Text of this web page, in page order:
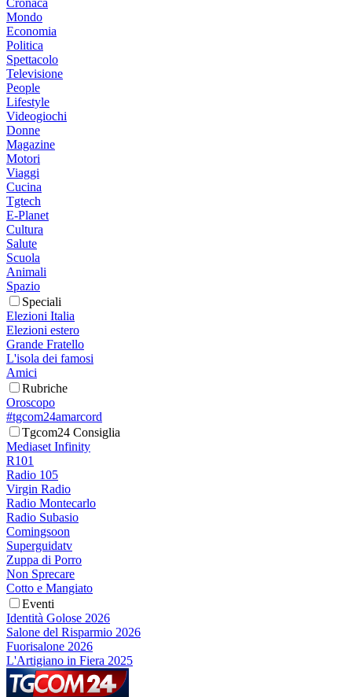
Cronaca
Mondo
Economia
Politica
Spettacolo
Televisione
People
Lifestyle
Videogiochi
Donne
Magazine
Motori
Viaggi
Cucina
Tgtech
E-Planet
Cultura
Salute
Scuola
Animali
Spazio
Speciali
Elezioni Italia
Elezioni estero
Grande Fratello
L'isola dei famosi
Amici
Rubriche
Oroscopo
#tgcom24amarcord
Tgcom24 Consiglia
Mediaset Infinity
R101
Radio 105
Virgin Radio
Radio Montecarlo
Radio Subasio
Comingsoon
Superguidatv
Zuppa di Porro
Non Sprecare
Cotto e Mangiato
Eventi
Identità Golose 2026
Salone del Risparmio 2026
Fuorisalone 2026
L'Artigiano in Fiera 2025